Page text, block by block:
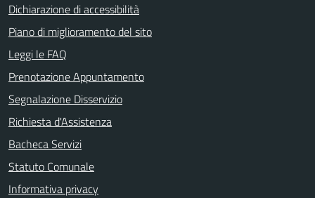
Dichiarazione di accessibilità
Piano di miglioramento del sito
Leggi le FAQ
Prenotazione Appuntamento
Segnalazione Disservizio
Richiesta d'Assistenza
Bacheca Servizi
Statuto Comunale
Informativa privacy